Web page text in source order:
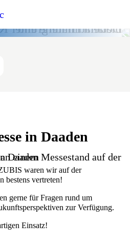
in Daaden
waren wir auf der
bestens vertreten!
gerne für Fragen rund um
zur Verfügung.
Einsatz!